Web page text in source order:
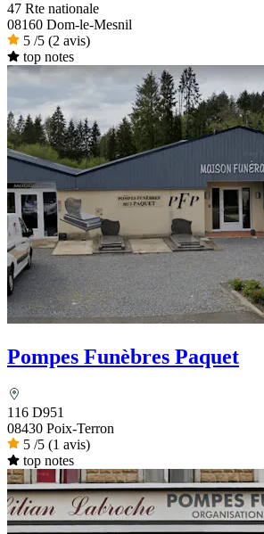
47 Rte nationale
08160 Dom-le-Mesnil
5 /5 (2 avis)
top notes
Pompes Funèbres Paquet
116 D951
08430 Poix-Terron
5 /5 (1 avis)
top notes